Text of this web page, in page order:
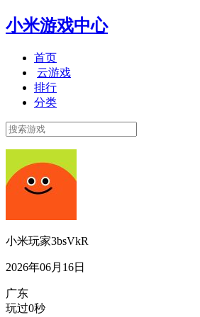
小米游戏中心
首页
云游戏
排行
分类
小米玩家3bsVkR
2026年06月16日
广东
玩过0秒